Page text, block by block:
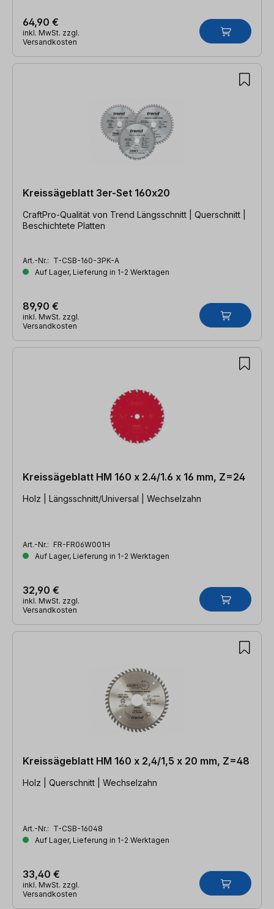
64,90 €
inkl. MwSt. zzgl.
Versandkosten
Kreissägeblatt 3er-Set 160x20
CraftPro-Qualität von Trend Längsschnitt | Querschnitt |
Beschichtete Platten
Art.-Nr.: T-CSB-160-3PK-A
Auf Lager, Lieferung in 1-2 Werktagen
89,90 €
inkl. MwSt. zzgl.
Versandkosten
Kreissägeblatt HM 160 x 2.4/1.6 x 16 mm, Z=24
Holz | Längsschnitt/Universal | Wechselzahn
Art.-Nr.: FR-FR06W001H
Auf Lager, Lieferung in 1-2 Werktagen
32,90 €
inkl. MwSt. zzgl.
Versandkosten
Kreissägeblatt HM 160 x 2,4/1,5 x 20 mm, Z=48
Holz | Querschnitt | Wechselzahn
Art.-Nr.: T-CSB-16048
Auf Lager, Lieferung in 1-2 Werktagen
33,40 €
inkl. MwSt. zzgl.
Versandkosten